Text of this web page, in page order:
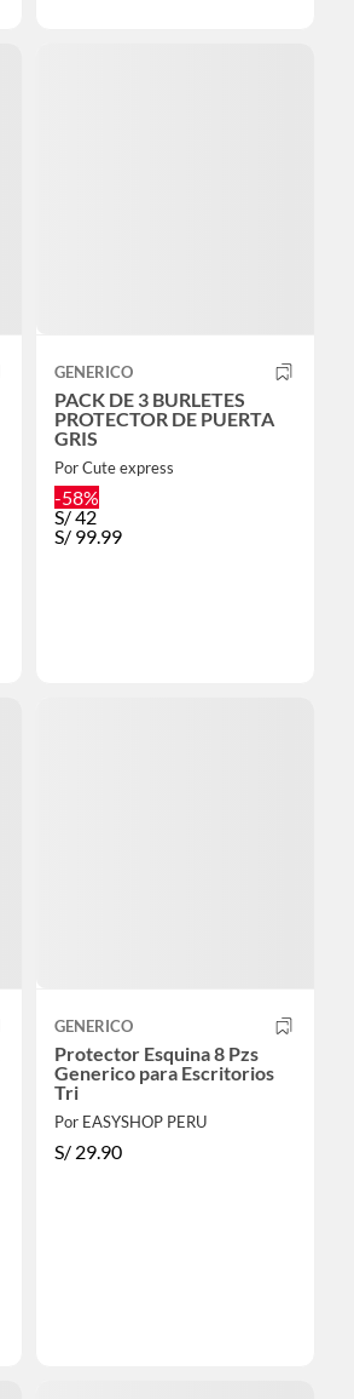
GENERICO
PACK DE 3 BURLETES
PROTECTOR DE PUERTA
GRIS
Por Cute express
-58%
S/42
S/ 99.99
GENERICO
Protector Esquina 8 Pzs
Generico para Escritorios
Tri
Por EASYSHOP PERU
S/ 29.90